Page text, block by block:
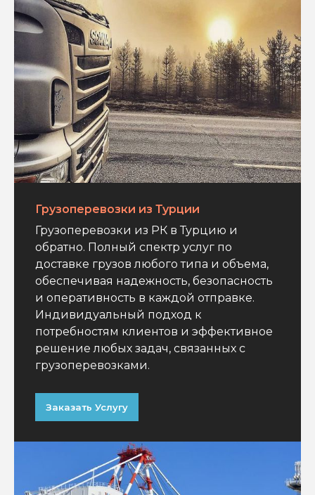
Грузоперевозки из Турции
Грузоперевозки из РК в Турцию и
обратно. Полный спектр услуг по
доставке грузов любого типа и объема,
обеспечивая надежность, безопасность
и оперативность в каждой отправке.
Индивидуальный подход к
потребностям клиентов и эффективное
решение любых задач, связанных с
грузоперевозками.
Заказать Услугу